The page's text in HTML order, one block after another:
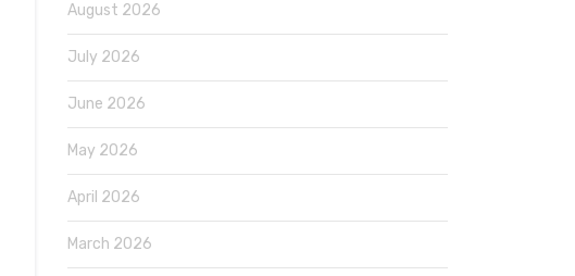
August 2026
July 2026
June 2026
May 2026
April 2026
March 2026